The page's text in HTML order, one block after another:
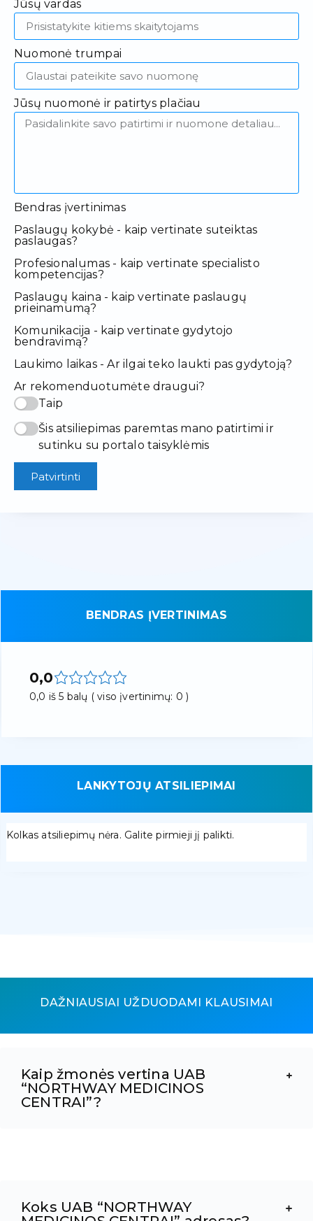
Jūsų vardas
Nuomonė trumpai
Jūsų nuomonė ir patirtys plačiau
Bendras įvertinimas
Paslaugų kokybė - kaip vertinate suteiktas
paslaugas?
Profesionalumas - kaip vertinate specialisto
kompetencijas?
Paslaugų kaina - kaip vertinate paslaugų
prieinamumą?
Komunikacija - kaip vertinate gydytojo
bendravimą?
Laukimo laikas - Ar ilgai teko laukti pas gydytoją?
Ar rekomenduotumėte draugui?
Taip
Šis atsiliepimas paremtas mano patirtimi ir
sutinku su portalo taisyklėmis
Patvirtinti
BENDRAS ĮVERTINIMAS
0,0
0,0 iš 5 balų ( viso įvertinimų: 0 )
LANKYTOJŲ ATSILIEPIMAI
Kolkas atsiliepimų nėra. Galite pirmieji jį palikti.
DAŽNIAUSIAI UŽDUODAMI KLAUSIMAI
Kaip žmonės vertina UAB
“NORTHWAY MEDICINOS
CENTRAI”?
Koks UAB “NORTHWAY